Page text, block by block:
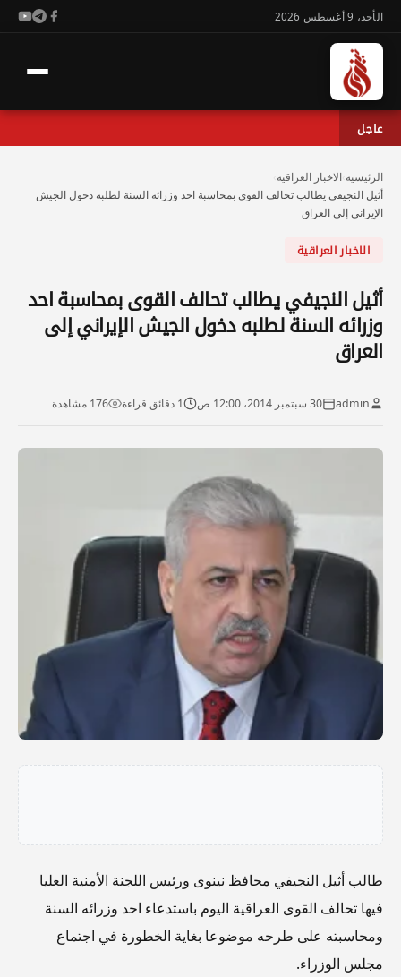
الأحد، 9 أغسطس 2026
عاجل
الرئيسية الاخبار العراقية
أثيل النجيفي يطالب تحالف القوى بمحاسبة احد وزرائه السنة لطلبه دخول الجيش
الإيراني إلى العراق
الاخبار العراقية
أثيل النجيفي يطالب تحالف القوى بمحاسبة احد
وزرائه السنة لطلبه دخول الجيش الإيراني إلى
العراق
admin 30 سبتمبر 2014، 12:00 ص 1 دقائق قراءة 176 مشاهدة
طالب أثيل النجيفي محافظ نينوى ورئيس اللجنة الأمنية العليا
فيها تحالف القوى العراقية اليوم باستدعاء احد وزرائه السنة
ومحاسبته على طرحه موضوعا بغاية الخطورة في اجتماع
مجلس الوزراء.